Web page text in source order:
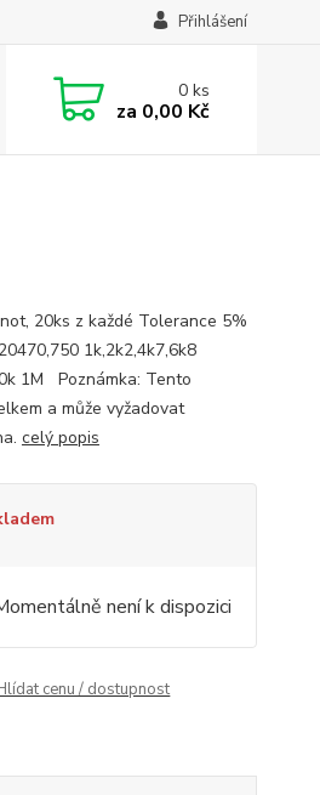
Přihlášení
0ks
za 0,00 Kč
20ks z každé Tolerance 5%
1k,2k2,4k7,6k8
1M Poznámka: Tento
a může vyžadovat
celý popis
není k dispozici
cenu / dostupnost